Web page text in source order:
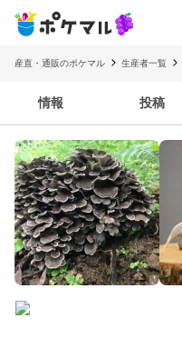
産直・通販のポケマル 生産者一覧
情報 投稿